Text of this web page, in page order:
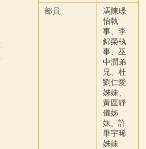
部員:
馮陳璟
怡執
事、李
錦榮執
事、巫
中潤弟
兄、杜
劉仁愛
姊妹、
黃區靜
儀姊
妹、許
畢宇晞
姊妹